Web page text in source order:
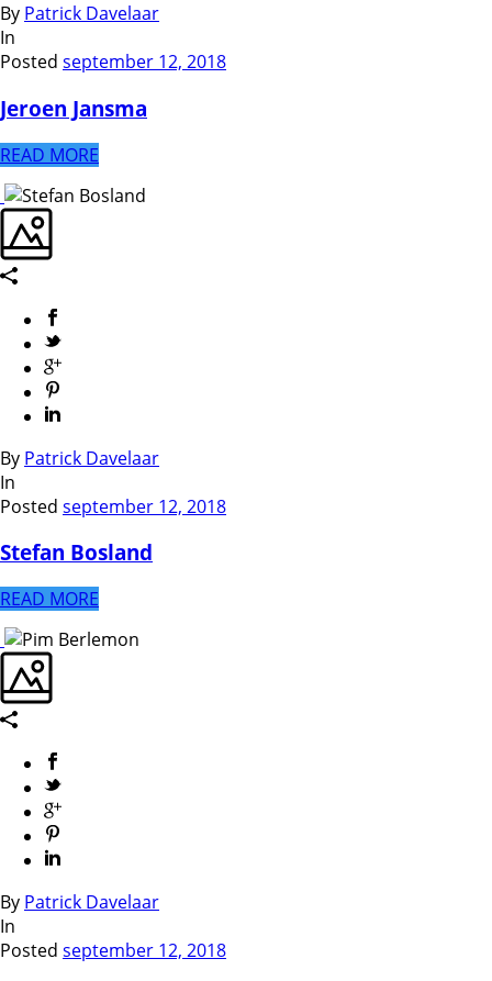
By Patrick Davelaar
In
Posted september 12, 2018
Jeroen Jansma
READ MORE
By Patrick Davelaar
In
Posted september 12, 2018
Stefan Bosland
READ MORE
By Patrick Davelaar
In
Posted september 12, 2018